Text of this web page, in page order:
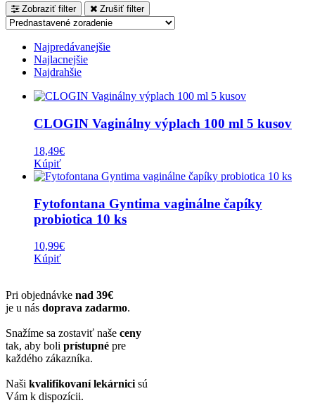
Zobraziť filter Zrušiť filter
Najpredávanejšie
Najlacnejšie
Najdrahšie
CLOGIN Vaginálny výplach 100 ml 5 kusov
18,49€
Kúpiť
Fytofontana Gyntima vaginálne čapíky
probiotica 10 ks
10,99€
Kúpiť
Pri objednávke nad 39€
je u nás doprava zadarmo.
Snažíme sa zostaviť naše ceny
tak, aby boli prístupné pre
každého zákazníka.
Naši kvalifikovaní lekárnici sú
Vám k dispozícii.